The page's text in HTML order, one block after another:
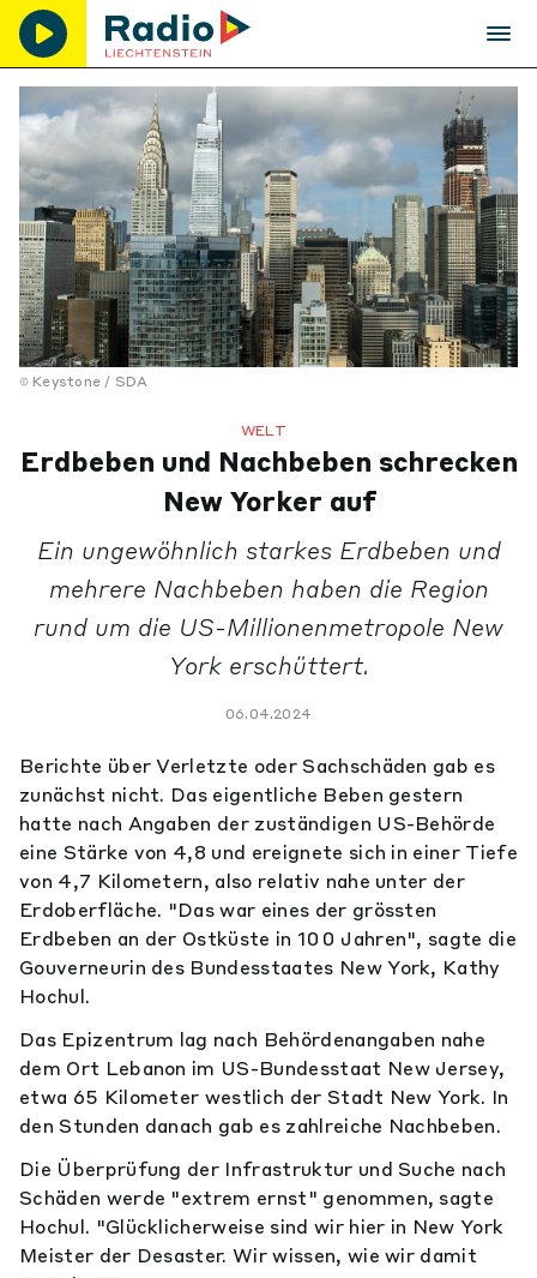
Keystone / SDA
WELT
Erdbeben und Nachbeben schrecken
New Yorker auf
Ein ungewöhnlich starkes Erdbeben und
mehrere Nachbeben haben die Region
rund um die US-Millionenmetropole New
York erschüttert.
06.04.2024
Berichte über Verletzte oder Sachschäden gab es
zunächst nicht. Das eigentliche Beben gestern
hatte nach Angaben der zuständigen US-Behörde
eine Stärke von 4,8 und ereignete sich in einer Tiefe
von 4,7 Kilometern, also relativ nahe unter der
Erdoberfläche. "Das war eines der grössten
Erdbeben an der Ostküste in 100 Jahren", sagte die
Gouverneurin des Bundesstaates New York, Kathy
Hochul.
Das Epizentrum lag nach Behördenangaben nahe
dem Ort Lebanon im US-Bundesstaat New Jersey,
etwa 65 Kilometer westlich der Stadt New York. In
den Stunden danach gab es zahlreiche Nachbeben.
Die Überprüfung der Infrastruktur und Suche nach
Schäden werde "extrem ernst" genommen, sagte
Hochul. "Glücklicherweise sind wir hier in New York
Meister der Desaster. Wir wissen, wie wir damit